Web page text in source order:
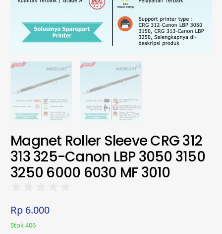
Magnet Roller Sleeve CRG 312
313 325-Canon LBP 3050 3150
3250 6000 6030 MF 3010
Rp 6.000
Stok 406